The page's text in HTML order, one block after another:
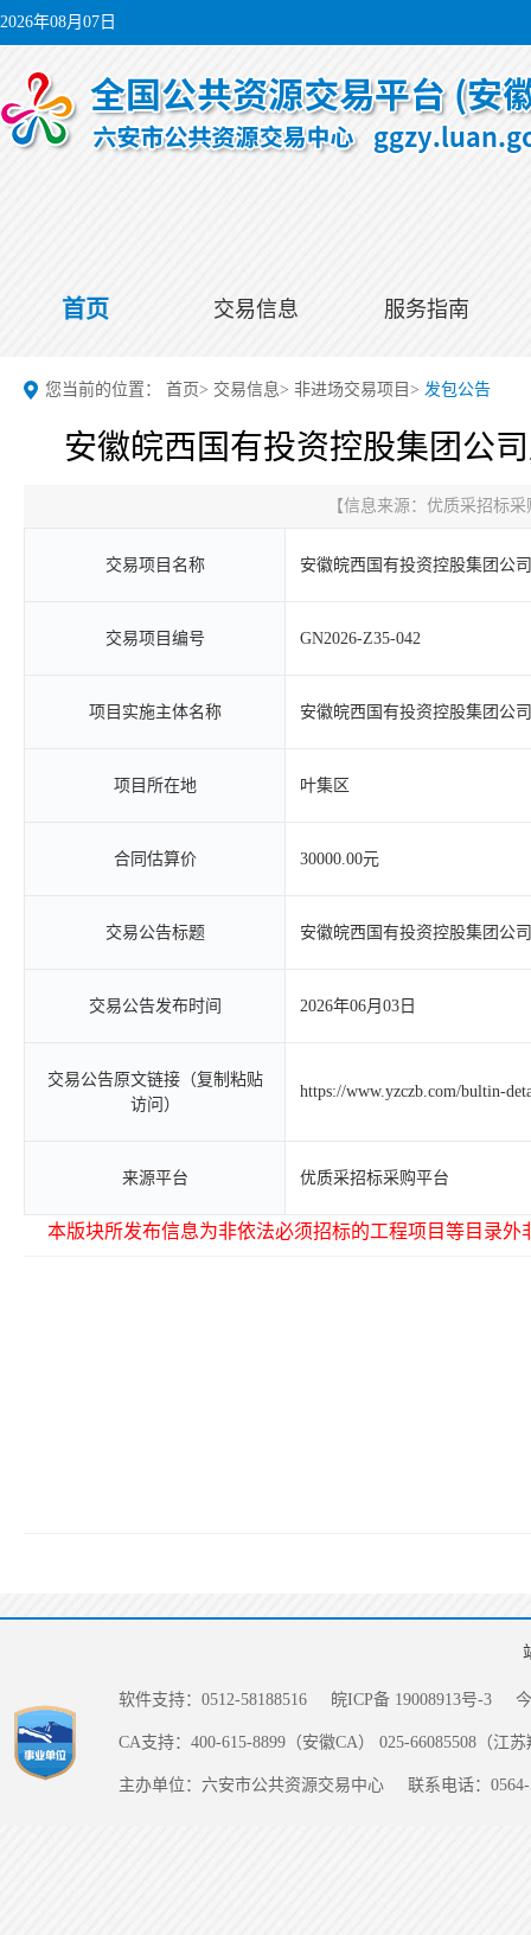
2026年08月07日
首页 交易信息 服务指南
您当前的位置： 首页> 交易信息> 非进场交易项目 > 发包公告
安徽皖西国有投资控股集团公
【信息来源： 优质采招标采
交易项目名称 安徽皖西国有投资控股集团公
交易项目编号 GN2026-Z35-042
项目实施主体名称 安徽皖西国有投资控股集团公司
项目所在地 叶集区
合同估算价 30000.00元
交易公告标题 安徽皖西国有投资控股集团公
交易公告发布时间 2026年06月03日
交易公告原文链接（复制粘贴
访问）
https://www.yzczb.com/bultin-
来源平台 优质采招标采购平台
本版块所发布信息为非依法必须招标的工程项目等目录
软件支持：0512-58188516 皖ICP备 19008913号-3
CA支持：400-615-8899（安徽CA） 025-66085508（江
主办单位：六安市公共资源交易中心 联系电话：0564-